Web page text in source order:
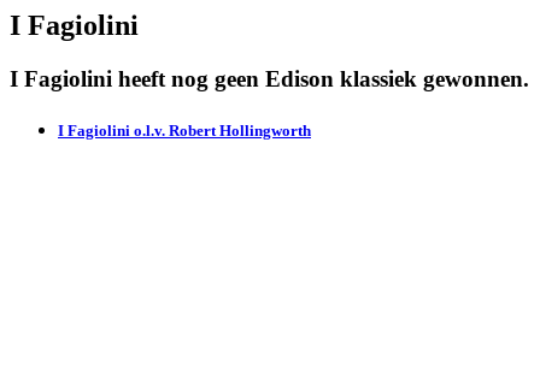
I Fagiolini
I Fagiolini heeft nog geen Edison klassiek gewonnen.
I Fagiolini o.l.v. Robert Hollingworth